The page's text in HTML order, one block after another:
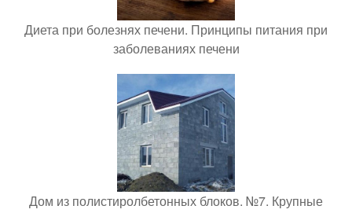
Диета при болезнях печени. Принципы питания при
заболеваниях печени
Дом из полистиролбетонных блоков. №7. Крупные